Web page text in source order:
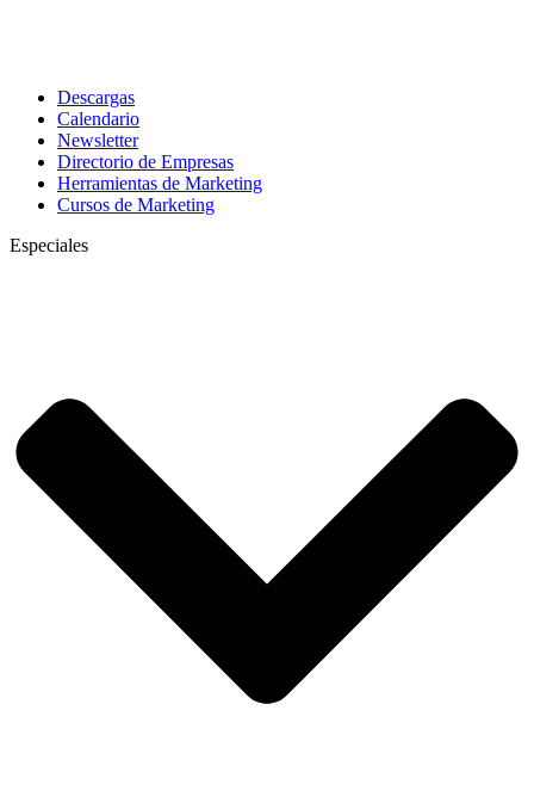
Descargas
Calendario
Newsletter
Directorio de Empresas
Herramientas de Marketing
Cursos de Marketing
Especiales